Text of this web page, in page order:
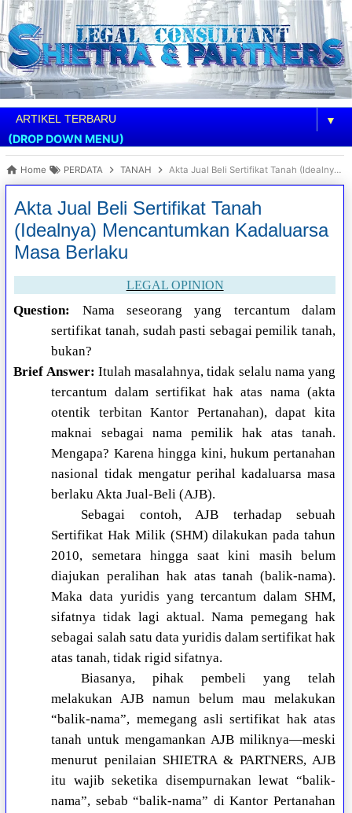
▼
(DROP DOWN MENU)
Home PERDATA TANAH Akta Jual Beli Sertifikat Tanah (Idealnya) Mencantumkan Kadaluarsa Masa Berlaku
Akta Jual Beli Sertifikat Tanah
(Idealnya) Mencantumkan Kadaluarsa
Masa Berlaku
LEGAL OPINION
Question:
Nama seseorang yang tercantum dalam
sertifikat tanah, sudah pasti sebagai pemilik tanah,
bukan?
Brief Answer: Itulah masalahnya, tidak selalu nama yang
tercantum dalam sertifikat hak atas nama (akta
otentik terbitan Kantor Pertanahan), dapat kita
maknai sebagai nama pemilik hak atas tanah.
Mengapa? Karena hingga kini, hukum pertanahan
nasional tidak mengatur perihal kadaluarsa masa
berlaku Akta Jual-Beli (AJB).
Sebagai contoh, AJB terhadap sebuah
Sertifikat Hak Milik (SHM) dilakukan pada tahun
2010, semetara hingga saat kini masih belum
diajukan peralihan hak atas tanah (balik-nama).
Maka data yuridis yang tercantum dalam SHM,
sifatnya tidak lagi aktual. Nama pemegang hak
sebagai salah satu data yuridis dalam sertifikat hak
atas tanah, tidak rigid sifatnya.
Biasanya, pihak pembeli yang telah
melakukan AJB namun belum mau melakukan
“balik-nama”, memegang asli sertifikat hak atas
tanah untuk mengamankan AJB miliknya—meski
menurut penilaian SHIETRA & PARTNERS, AJB
itu wajib seketika disempurnakan lewat “balik-
nama”, sebab “balik-nama” di Kantor Pertanahan